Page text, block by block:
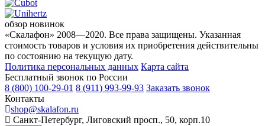
обзор новинок
«Скалафон» 2008—2020. Все права защищены. Указанная
стоимость товаров и условия их приобретения действительны
по состоянию на текущую дату.
Политика персональных данных Карта сайта
Бесплатный звонок по России
8 (800) 100-29-01 8 (911) 993-99-93 Заказать звонок
Контакты
shop@skalafon.ru
Санкт-Петербург, Лиговский просп., 50, корп.10